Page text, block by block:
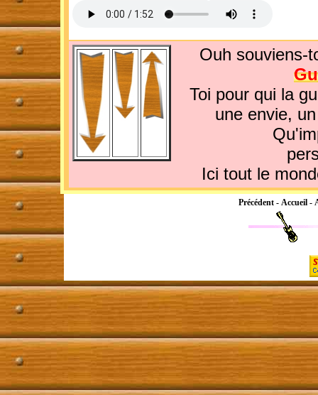
Ouh souviens-
Toi pour qui la
une envie,
Ici tout le
Précédent - Accueil -